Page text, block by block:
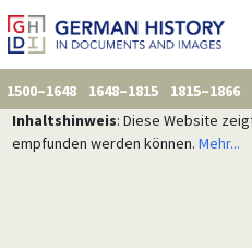
1500–1648 1648–1815 1815–1866
Inhaltshinweis: Diese Website
empfunden werden können. Mehr...